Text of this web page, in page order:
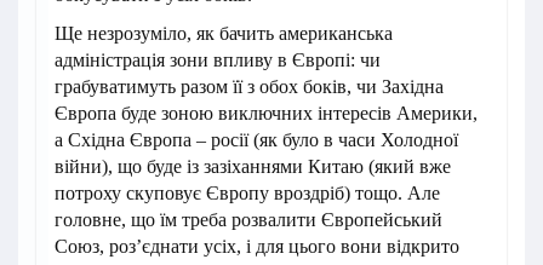
Ще незрозуміло, як бачить американська
адміністрація зони впливу в Європі: чи
грабуватимуть разом її з обох боків, чи Західна
Європа буде зоною виключних інтересів Америки,
а Східна Європа – росії (як було в часи Холодної
війни), що буде із зазіханнями Китаю (який вже
потроху скуповує Європу вроздріб) тощо. Але
головне, що їм треба розвалити Європейський
Союз, роз’єднати усіх, і для цього вони відкрито